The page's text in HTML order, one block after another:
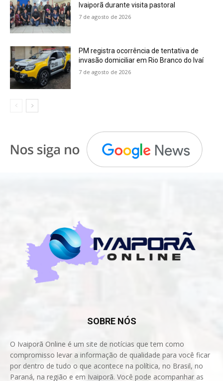
Ivaiporã durante visita pastoral
7 de agosto de 2026
PM registra ocorrência de tentativa de
invasão domiciliar em Rio Branco do Ivaí
7 de agosto de 2026
SOBRE NÓS
O Ivaiporã Online é um site de notícias que tem como
compromisso levar a informação de qualidade para você ficar
por dentro de tudo o que acontece na política, no Brasil, no
Paraná, na região e em Ivaiporã. Você pode acompanhar as